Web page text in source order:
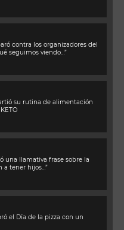
contra los organizadores del
seguimos viendo…”
su rutina de alimentación
una llamativa frase sobre la
a tener hijos…”
el Día de la pizza con un